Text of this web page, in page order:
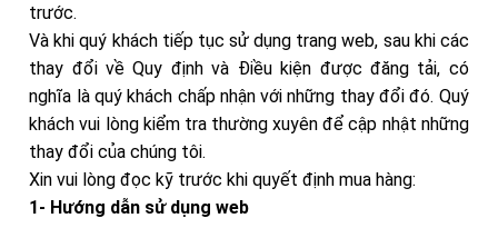
trước.
Và khi quý khách tiếp tục sử dụng trang web, sau khi các
thay đổi về Quy định và Điều kiện được đăng tải, có
nghĩa là quý khách chấp nhận với những thay đổi đó. Quý
khách vui lòng kiểm tra thường xuyên để cập nhật những
thay đổi của chúng tôi.
Xin vui lòng đọc kỹ trước khi quyết định mua hàng:
1- Hướng dẫn sử dụng web